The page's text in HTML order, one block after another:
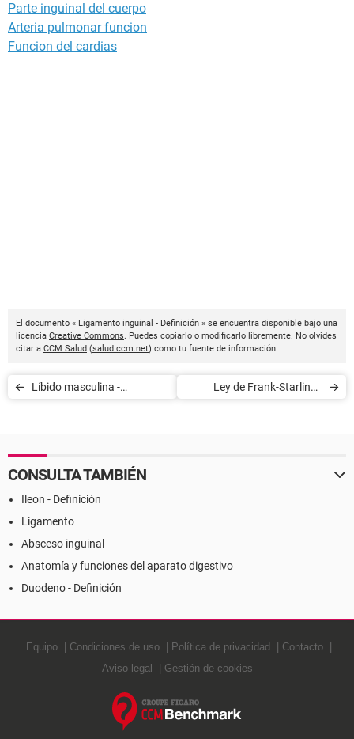
Parte inguinal del cuerpo
Arteria pulmonar funcion
Funcion del cardias
El documento « Ligamento inguinal - Definición » se encuentra disponible bajo una
licencia Creative Commons. Puedes copiarlo o modificarlo libremente. No olvides
citar a CCM Salud (salud.ccm.net) como tu fuente de información.
Líbido masculina -
Ley de Frank-Starling -
CONSULTA TAMBIÉN
Ileon - Definición
Ligamento
Absceso inguinal
Anatomía y funciones del aparato digestivo
Duodeno - Definición
Equipo Condiciones de uso Política de privacidad
Contacto
Aviso legal
Gestión de cookies